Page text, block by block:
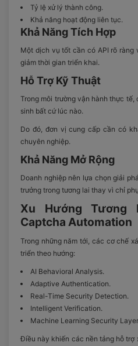
Tỷ lệ xử lý thành công.
Khả năng hoạt động liên tục.
Khả Năng Tích Hợp
Một dịch vụ tốt cần có API rõ ràng
giảm thời gian triển khai.
Hỗ Trợ Kỹ Thuật
Trong môi trường vận hành thực
sinh bất cứ lúc nào.
Do đó, đơn vị cung cấp cần có
chuyên nghiệp.
Khả Năng Mở Rộng
Doanh nghiệp nên lựa chọn giải
trưởng trong tương lai thay vì chỉ
Xu Hướng Tương
Captcha Automation
Trong những năm tới, các cơ chế
triển theo hướng:
AI Behavioral Analysis.
Adaptive Authentication.
Real-Time Security Detection.
Intelligent Verification.
Machine Learning Security
Điều này khiến các nền tảng hỗ